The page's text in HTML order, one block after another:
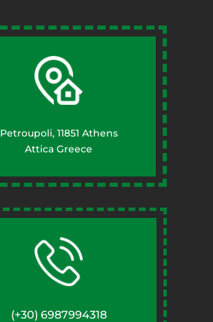
Petroupoli, 11851 Athens
Attica Greece
(+30) 6987994318